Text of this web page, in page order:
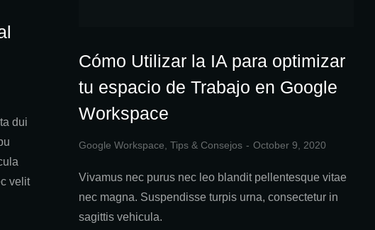
dui
velit
Cómo Utilizar la IA para optimizar
tu espacio de Trabajo en Google
Workspace
Google Workspace Tips & Consejos October 9, 2020
Vivamus nec purus nec leo blandit pellentesque vitae
nec magna. Suspendisse turpis urna, consectetur in
sagittis vehicula.